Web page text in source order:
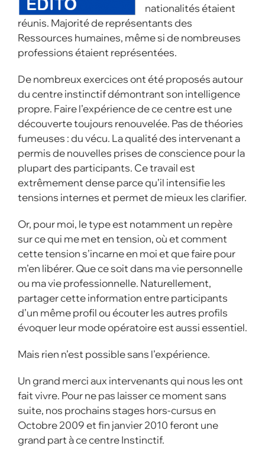
nationalités étaient
réunis. Majorité de représentants des
Ressources humaines, même si de nombreuses
professions étaient représentées.
De nombreux exercices ont été proposés autour
du centre instinctif démontrant son intelligence
propre. Faire l’expérience de ce centre est une
découverte toujours renouvelée. Pas de théories
fumeuses : du vécu. La qualité des intervenant a
permis de nouvelles prises de conscience pour la
plupart des participants. Ce travail est
extrêmement dense parce qu’il intensifie les
tensions internes et permet de mieux les clarifier.
Or, pour moi, le type est notamment un repère
sur ce qui me met en tension, où et comment
cette tension s’incarne en moi et que faire pour
m’en libérer. Que ce soit dans ma vie personnelle
ou ma vie professionnelle. Naturellement,
partager cette information entre participants
d’un même profil ou écouter les autres profils
évoquer leur mode opératoire est aussi essentiel.
Mais rien n’est possible sans l’expérience.
Un grand merci aux intervenants qui nous les ont
fait vivre. Pour ne pas laisser ce moment sans
suite, nos prochains stages hors-cursus en
Octobre 2009 et fin janvier 2010 feront une
grand part à ce centre Instinctif.